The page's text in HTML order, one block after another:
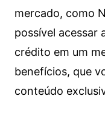
mercado, como
possível acessar
crédito em um
benefícios, que
conteúdo